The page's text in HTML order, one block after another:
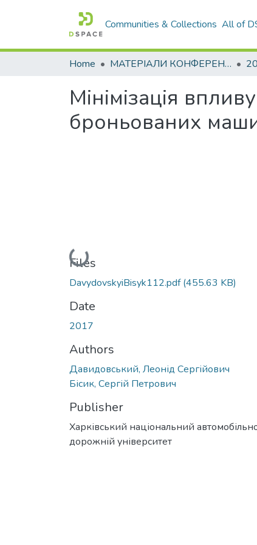
Communities & Collections All of
Home МАТЕРІАЛИ КОНФЕРЕНЦІЙ
Мінімізація
броньованих
Loading...
Files
DavydovskyiBisyk112.pdf(455.63 KB)
Date
2017
Authors
Давидовський, Леонід Сергійович
Бісик, Сергій Петрович
Publisher
Харківський національний
дорожній університет